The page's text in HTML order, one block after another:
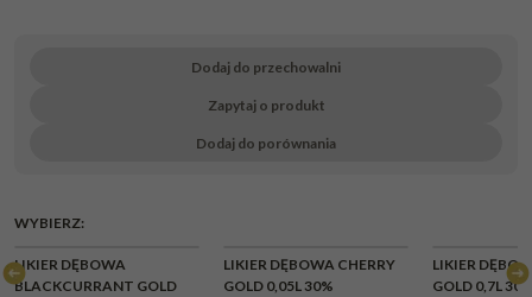
Dodaj do przechowalni
Zapytaj o produkt
Dodaj do porównania
WYBIERZ:
LIKIER DĘBOWA
BLACKCURRANT GOLD
LIKIER DĘBOWA CHERRY
GOLD 0,05L 30%
LIKIER
GOLD 0,7L